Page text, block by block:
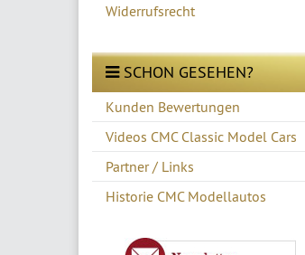
Widerrufsrecht
SCHON GESEHEN?
Kunden Bewertungen
Videos CMC Classic Model Cars
Partner / Links
Historie CMC Modellautos